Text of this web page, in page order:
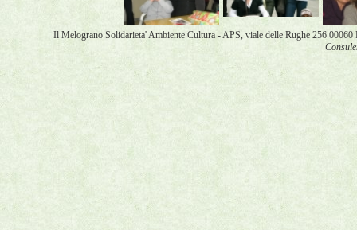
Il Melograno Solidarieta' Ambiente Cultura - APS, viale delle Rughe 256